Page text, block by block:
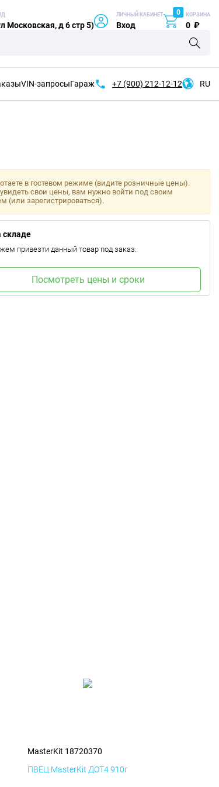
Московская, д 6 стр 5)
ЛИЧНЫЙ КАБИНЕТ
Вход
0 КОРЗИНА
0 ₽
VIN-запросыГараж +7 (900) 212-12-12 RU
в гостевом режиме (видите розничные цены).
свои цены, вам нужно войти под своим
(или зарегистрироваться).
складе
привезти данный товар под заказ.
Посмотреть цены и сроки
MasterKit 18720370
ПВЕЦ MasterKit ДОТ4 910г